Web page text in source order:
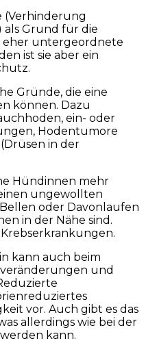
(Verhinderung
Grund für die
eher untergeordnete
ist sie aber ein
Gründe, die eine
können. Dazu
ein- oder
Hodentumore
in der
Hündinnen mehr
ungewollten
oder Davonlaufen
in der Nähe sind.
kann auch beim
und
vor. Auch gibt es das
allerdings wie bei der
kann.